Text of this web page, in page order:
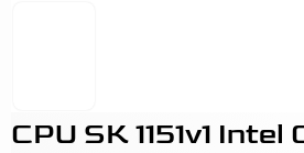
CPU SK 1151v1 Intel